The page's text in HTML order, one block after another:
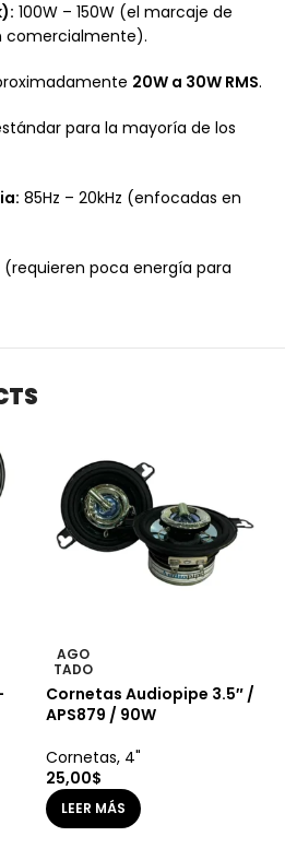
100W – 150W (el marcaje de
comercialmente).
20W a 30W RMS.
para la mayoría de los
85Hz – 20kHz (enfocadas en
(requieren poca energía para
AGO
TADO
Cornetas Audiopipe 3.5″ /
APS879 / 90W
Cornetas, 4"
25,00$
LEER MÁS